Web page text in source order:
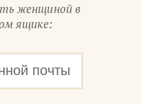
женщиной в
ящике: